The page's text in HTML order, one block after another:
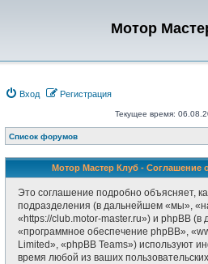
Мотор
Вход Регистрация
Текущее время:
Список форумов
Мотор Мастер Клуб - Соглашение
Это соглашение подробно объясняет,
подразделения (в дальнейшем «мы»,
«https://club.motor-master.ru») и phpBB
«программное обеспечение phpBB»,
Limited», «phpBB Teams») используют
время любой из ваших